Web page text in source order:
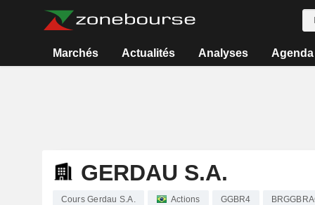
Marchés Actualités Analyses Agenda
GERDAU S.A.
Cours Gerdau S.A. Actions GGBR4